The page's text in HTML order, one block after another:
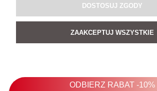
139,00 zł
DO KOSZYKA
DOSTOSUJ ZGODY
ZAAKCEPTUJ WSZYSTKIE